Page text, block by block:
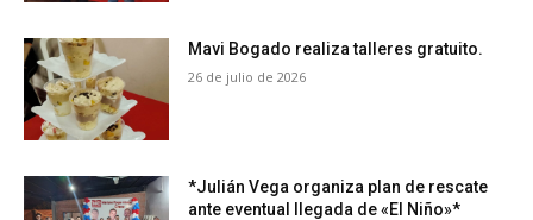
Mavi Bogado realiza talleres gratuito.
26 de julio de 2026
*Julián Vega organiza plan de rescate
ante eventual llegada de «El Niño»*